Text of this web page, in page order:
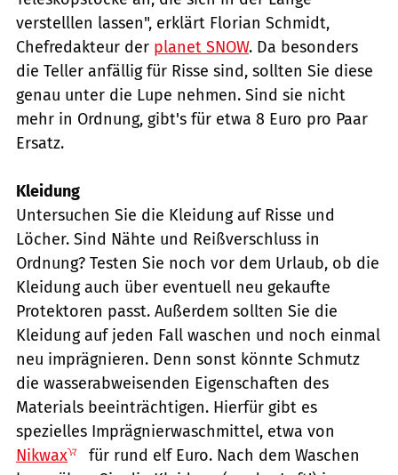
verstelllen lassen", erklärt Florian Schmidt,
Chefredakteur der planet SNOW. Da besonders
die Teller anfällig für Risse sind, sollten Sie diese
genau unter die Lupe nehmen. Sind sie nicht
mehr in Ordnung, gibt's für etwa 8 Euro pro Paar
Ersatz.
Kleidung
Untersuchen Sie die Kleidung auf Risse und
Löcher. Sind Nähte und Reißverschluss in
Ordnung? Testen Sie noch vor dem Urlaub, ob die
Kleidung auch über eventuell neu gekaufte
Protektoren passt. Außerdem sollten Sie die
Kleidung auf jeden Fall waschen und noch einmal
neu imprägnieren. Denn sonst könnte Schmutz
die wasserabweisenden Eigenschaften des
Materials beeinträchtigen. Hierfür gibt es
spezielles Imprägnierwaschmittel, etwa von
Nikwax
für rund elf Euro. Nach dem Waschen